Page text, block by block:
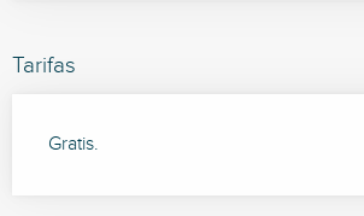
Tarifas
Gratis.